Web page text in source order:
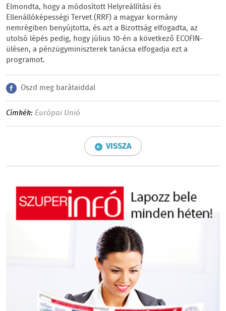
Elmondta, hogy a módosított Helyreállítási és
Ellenállóképességi Tervet (RRF) a magyar kormány
nemrégiben benyújtotta, és azt a Bizottság elfogadta, az
utolsó lépés pedig, hogy július 10-én a következő ECOFIN-
ülésen, a pénzügyminiszterek tanácsa elfogadja ezt a
programot.
Oszd meg barátaiddal
Címkék: Európai Unió
VISSZA